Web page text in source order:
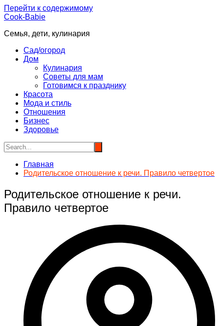
Перейти к содержимому
Cook-Babie
Семья, дети, кулинария
Сад/огород
Дом
Кулинария
Советы для мам
Готовимся к празднику
Красота
Мода и стиль
Отношения
Бизнес
Здоровье
Главная
Родительское отношение к речи. Правило четвертое
Родительское отношение к речи.
Правило четвертое